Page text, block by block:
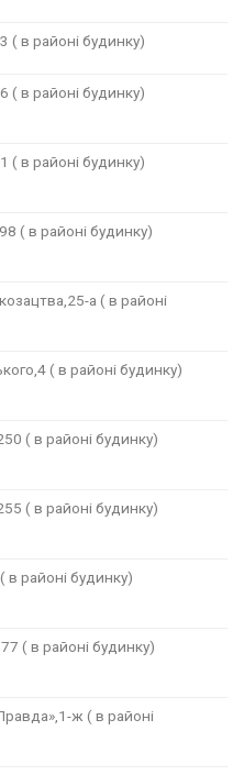
( в районі будинку)
( в районі будинку)
( в районі будинку)
( в районі будинку)
а ( в районі
( в районі будинку)
( в районі будинку)
( в районі будинку)
районі будинку)
( в районі будинку)
ж ( в районі